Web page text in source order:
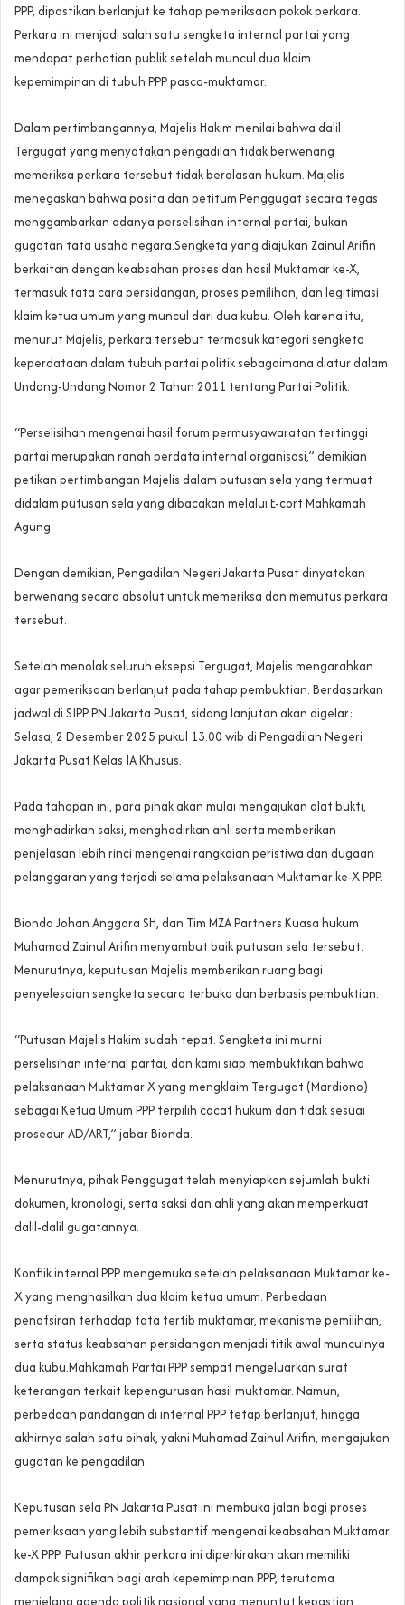
PPP, dipastikan berlanjut ke tahap pemeriksaan pokok perkara.
Perkara ini menjadi salah satu sengketa internal partai yang
mendapat perhatian publik setelah muncul dua klaim
kepemimpinan di tubuh PPP pasca-muktamar.
Dalam pertimbangannya, Majelis Hakim menilai bahwa dalil
Tergugat yang menyatakan pengadilan tidak berwenang
memeriksa perkara tersebut tidak beralasan hukum. Majelis
menegaskan bahwa posita dan petitum Penggugat secara tegas
menggambarkan adanya perselisihan internal partai, bukan
gugatan tata usaha negara.Sengketa yang diajukan Zainul Arifin
berkaitan dengan keabsahan proses dan hasil Muktamar ke-X,
termasuk tata cara persidangan, proses pemilihan, dan legitimasi
klaim ketua umum yang muncul dari dua kubu. Oleh karena itu,
menurut Majelis, perkara tersebut termasuk kategori sengketa
keperdataan dalam tubuh partai politik sebagaimana diatur dalam
Undang-Undang Nomor 2 Tahun 2011 tentang Partai Politik.
“Perselisihan mengenai hasil forum permusyawaratan tertinggi
partai merupakan ranah perdata internal organisasi,” demikian
petikan pertimbangan Majelis dalam putusan sela yang termuat
didalam putusan sela yang dibacakan melalui E-cort Mahkamah
Agung.
Dengan demikian, Pengadilan Negeri Jakarta Pusat dinyatakan
berwenang secara absolut untuk memeriksa dan memutus perkara
tersebut.
Setelah menolak seluruh eksepsi Tergugat, Majelis mengarahkan
agar pemeriksaan berlanjut pada tahap pembuktian. Berdasarkan
jadwal di SIPP PN Jakarta Pusat, sidang lanjutan akan digelar:
Selasa, 2 Desember 2025 pukul 13.00 wib di Pengadilan Negeri
Jakarta Pusat Kelas IA Khusus.
Pada tahapan ini, para pihak akan mulai mengajukan alat bukti,
menghadirkan saksi, menghadirkan ahli serta memberikan
penjelasan lebih rinci mengenai rangkaian peristiwa dan dugaan
pelanggaran yang terjadi selama pelaksanaan Muktamar ke-X PPP.
Bionda Johan Anggara SH, dan Tim MZA Partners Kuasa hukum
Muhamad Zainul Arifin menyambut baik putusan sela tersebut.
Menurutnya, keputusan Majelis memberikan ruang bagi
penyelesaian sengketa secara terbuka dan berbasis pembuktian.
“Putusan Majelis Hakim sudah tepat. Sengketa ini murni
perselisihan internal partai, dan kami siap membuktikan bahwa
pelaksanaan Muktamar X yang mengklaim Tergugat (Mardiono)
sebagai Ketua Umum PPP terpilih cacat hukum dan tidak sesuai
prosedur AD/ART,” jabar Bionda.
Menurutnya, pihak Penggugat telah menyiapkan sejumlah bukti
dokumen, kronologi, serta saksi dan ahli yang akan memperkuat
dalil-dalil gugatannya.
Konflik internal PPP mengemuka setelah pelaksanaan Muktamar ke-
X yang menghasilkan dua klaim ketua umum. Perbedaan
penafsiran terhadap tata tertib muktamar, mekanisme pemilihan,
serta status keabsahan persidangan menjadi titik awal munculnya
dua kubu.Mahkamah Partai PPP sempat mengeluarkan surat
keterangan terkait kepengurusan hasil muktamar. Namun,
perbedaan pandangan di internal PPP tetap berlanjut, hingga
akhirnya salah satu pihak, yakni Muhamad Zainul Arifin, mengajukan
gugatan ke pengadilan.
Keputusan sela PN Jakarta Pusat ini membuka jalan bagi proses
pemeriksaan yang lebih substantif mengenai keabsahan Muktamar
ke-X PPP. Putusan akhir perkara ini diperkirakan akan memiliki
dampak signifikan bagi arah kepemimpinan PPP, terutama
menjelang agenda politik nasional yang menuntut kepastian